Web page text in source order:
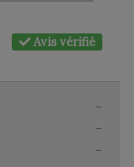
Avis vérifié
-
-
-